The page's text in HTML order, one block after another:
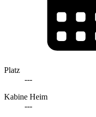
Platz
---
Kabine Heim
---